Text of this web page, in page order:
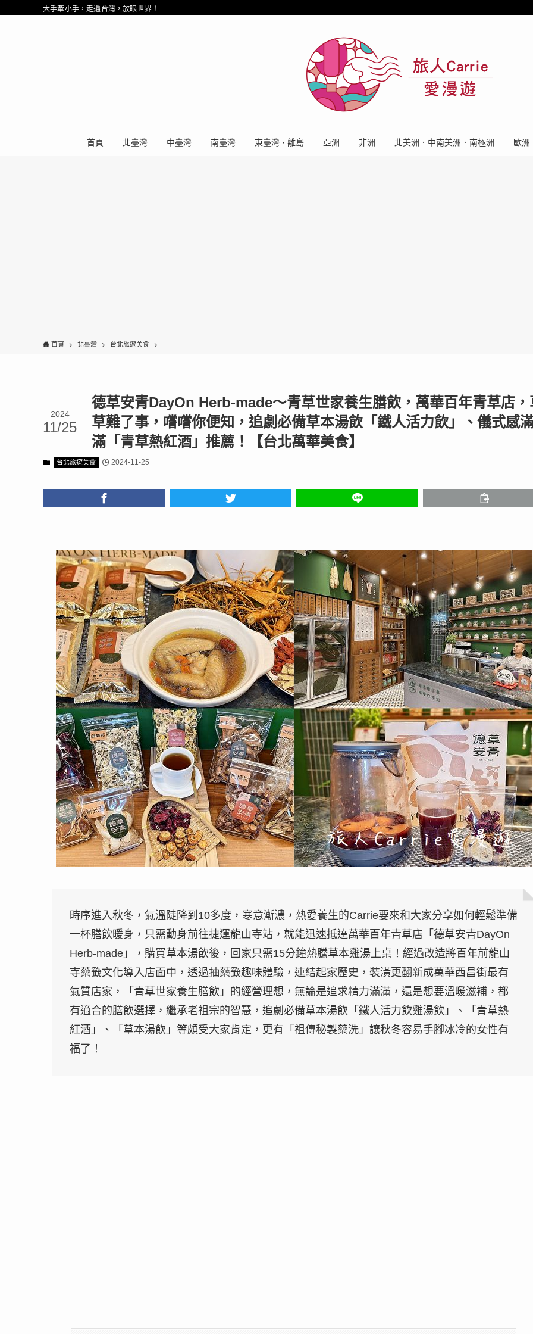
大手牽小手，走遍台灣，放眼世界！
首頁 北臺灣 中臺灣 南臺灣 東臺灣 · 離島 亞洲 非洲 北美洲．中南美洲．南極洲 歐洲
首頁 北臺灣 台北旅遊美食
德草安青DayOn Herb-made～青草世家養生膳飲，萬華百年青草店，
草難了事，嚐嚐你便知，追劇必備草本湯飲「鐵人活力飲」、儀式感
滿「青草熱紅酒」推薦！【台北萬華美食】
2024
11/25
台北旅遊美食 2024-11-25
時序進入秋冬，氣溫陡降到10多度，寒意漸濃，熱愛養生的Carrie要來和大家分享如何輕鬆準備
一杯膳飲暖身，只需動身前往捷運龍山寺站，就能迅速抵達萬華百年青草店「德草安青DayOn
Herb-made」，購買草本湯飲後，回家只需15分鐘熱騰草本雞湯上桌！經過改造將百年前龍山
寺藥籤文化導入店面中，透過抽藥籤趣味體驗，連結起家歷史，裝潢更翻新成萬華西昌街最有
氣質店家，「青草世家養生膳飲」的經營理想，無論是追求精力滿滿，還是想要溫暖滋補，都
有適合的膳飲選擇，繼承老祖宗的智慧，追劇必備草本湯飲「鐵人活力飲雞湯飲」、「青草熱
紅酒」、「草本湯飲」等頗受大家肯定，更有「祖傳秘製藥洗」讓秋冬容易手腳冰冷的女性有
福了！